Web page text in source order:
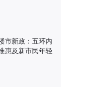
市新政：五环内
惠及新市民年轻